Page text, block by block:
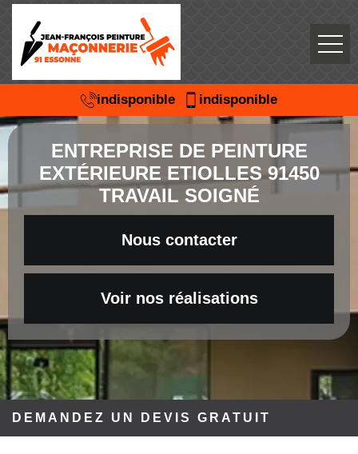
indisponible indisponible
ENTREPRISE DE PEINTURE
EXTÉRIEURE ETIOLLES 91450
TRAVAIL SOIGNÉ
Nous contacter
Voir nos réalisations
DEMANDEZ UN DEVIS GRATUIT